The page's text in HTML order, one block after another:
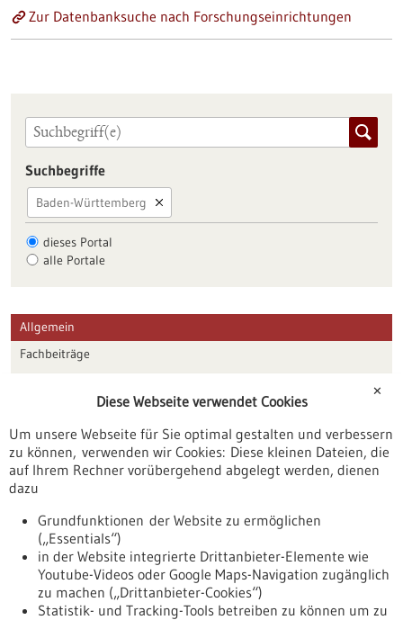
Zur Datenbanksuche nach Forschungseinrichtungen
Suchbegriffe
Baden-Württemberg
dieses Portal
alle Portale
Allgemein
Fachbeiträge
Veranstaltungen
Erscheinungsdatum
✕
Diese Webseite verwendet Cookies
Um unsere Webseite für Sie optimal gestalten und verbessern
zu können, verwenden wir Cookies: Diese kleinen Dateien, die
auf Ihrem Rechner vorübergehend abgelegt werden, dienen
dazu
Grundfunktionen der Website zu ermöglichen
(„Essentials“)
in der Website integrierte Drittanbieter-Elemente wie
Youtube-Videos oder Google Maps-Navigation zugänglich
zu machen („Drittanbieter-Cookies“)
Statistik- und Tracking-Tools betreiben zu können um zu